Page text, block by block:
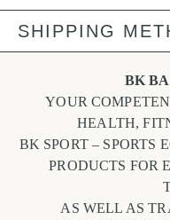
SHIPPING
BK
YOUR
HEALTH,
BK SPORT – SPORTS
PRODUCTS FOR
AS WELL AS